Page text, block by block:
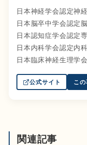
日本神経学会認定神
日本脳卒中学会認定
日本認知症学会認定
日本内科学会認定内
日本臨床神経生理学
公式サイト こ
関連記事